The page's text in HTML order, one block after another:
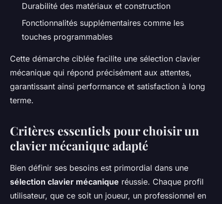
Durabilité des matériaux et construction
Fonctionnalités supplémentaires comme les
touches programmables
Cette démarche ciblée facilite une sélection clavier
mécanique qui répond précisément aux attentes,
garantissant ainsi performance et satisfaction à long
terme.
Critères essentiels pour choisir un
clavier mécanique adapté
Bien définir ses besoins est primordial dans une
sélection clavier mécanique réussie. Chaque profil
utilisateur, que ce soit un joueur, un professionnel en